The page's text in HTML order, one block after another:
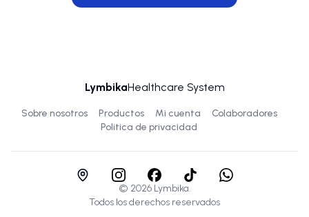
LymbikaHealthcare System
Sobre nosotros Productos Mi cuenta
Colaboradores
Politica de privacidad
© 2026Lymbika.
Todos los derechos reservados